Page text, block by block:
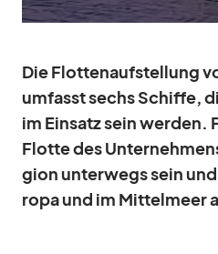
Die Flot­ten­auf­stel­lung
um­fasst sechs Schiffe,
im Ein­satz sein wer­den.
Flotte des
gion un­ter­wegs sein
ropa und im Mit­tel­meer